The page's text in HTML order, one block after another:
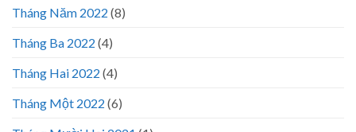
Tháng Năm 2022 (8)
Tháng Ba 2022 (4)
Tháng Hai 2022 (4)
Tháng Một 2022 (6)